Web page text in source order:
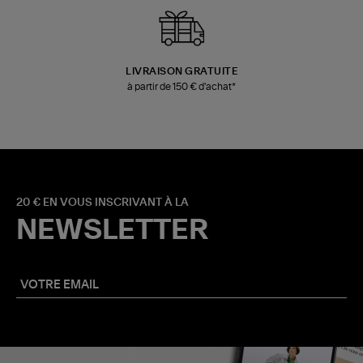
LIVRAISON GRATUITE
à partir de 150 € d'achat*
20 € EN VOUS INSCRIVANT À LA
NEWSLETTER